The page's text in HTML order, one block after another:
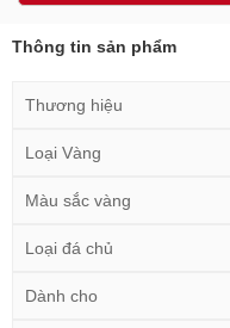
Thông tin sản phẩm
Thương hiệu
Loại Vàng
Màu sắc vàng
Loại đá chủ
Dành cho